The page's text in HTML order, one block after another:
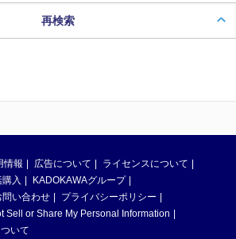
再検索
情報 広告について
ライセンスについて
入
KADOKAWAグループ
問い合わせ
プライバシーポリシー
Sell or Share My Personal Information
いて